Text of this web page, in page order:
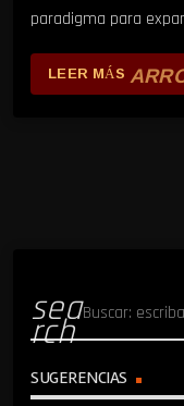
paradigma para
LEER MÁS
sea
rch
SUGERENCIAS